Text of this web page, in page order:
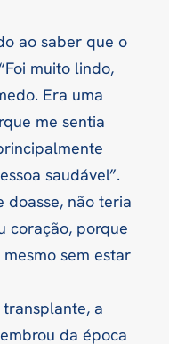
ao saber que o
muito lindo,
Era uma
me sentia
saudável”.
doasse, não teria
coração, porque
sem estar
a
da época